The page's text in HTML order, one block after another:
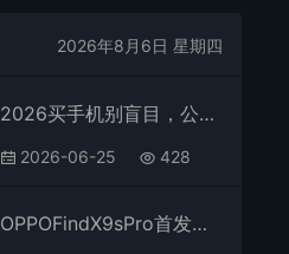
2026年8月6日 星期四
2026买手机别盲目，公认“十全九美”的5款手机，512GB重点推荐
2026-06-25 428
OPPOFindX9sPro首发天马U9Pro：新一代1nit明眸护眼屏